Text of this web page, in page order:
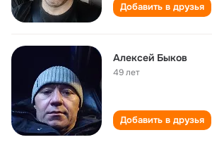
Добавить в друзья
Алексей Быков
49 лет
Добавить в друзья